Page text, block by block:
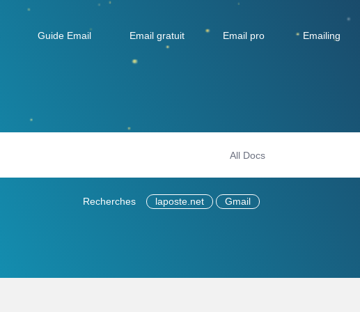
Guide Email Email gratuit Email pro Emailing
Recherches laposte.net Gmail